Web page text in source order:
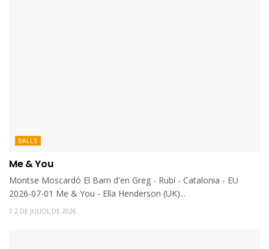
BALLS
Me & You
Montse Moscardó El Barn d'en Greg - Rubí - Catalonia - EU
2026-07-01 Me & You - Ella Henderson (UK)...
2 DE JULIOL DE 2026